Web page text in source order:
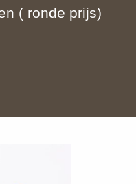
( ronde prijs)